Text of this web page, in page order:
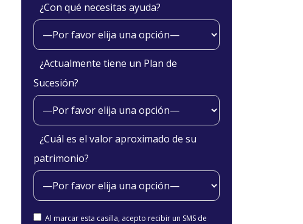
¿Con qué necesitas ayuda?
¿Actualmente tiene un Plan de
Sucesión?
¿Cuál es el valor aproximado de su
patrimonio?
Al marcar esta casilla, acepto recibir un SMS de